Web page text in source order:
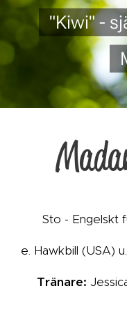
"Kiwi" -
Sto - Engelskt
e. Hawkbill (USA)
Tränare: